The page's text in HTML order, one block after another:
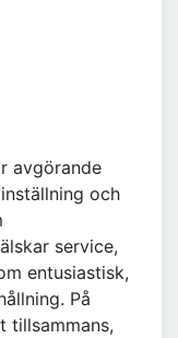
avgörande
och
service,
entusiastisk,
På
tillsammans,